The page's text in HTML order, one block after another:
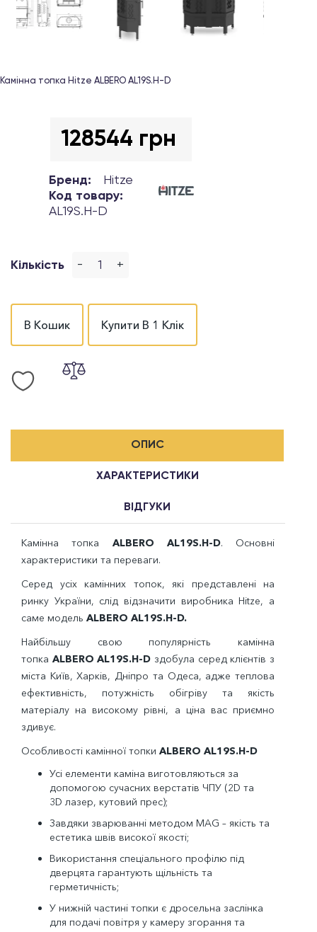
Камінна топка Hitze ALBERO AL19S.H-D
128544 грн
Бренд:
Hitze
Код товару:
AL19S.H-D
Кількість - +
В Кошик Купити В 1 Клік
ОПИС
ХАРАКТЕРИСТИКИ
ВІДГУКИ
Камінна топка ALBERO AL19S.H-D. Основні
характеристики та переваги.
Серед усіх камінних топок, які представлені на
ринку України, слід відзначити виробника Hitze, а
саме модель ALBERO AL19S.H-D.
Найбільшу свою популярність камінна
топка ALBERO AL19S.H-D здобула серед клієнтів з
міста Київ, Харків, Дніпро та Одеса, адже теплова
ефективність, потужність обігріву та якість
матеріалу на високому рівні, а ціна вас приємно
здивує.
Особливості камінної топки ALBERO AL19S.H-D
Усі елементи каміна виготовляються за
допомогою сучасних верстатів ЧПУ (2D та
3D лазер, кутовий прес);
Завдяки зварюванні методом MAG – якість та
естетика швів високої якості;
Використання спеціального профілю під
дверцята гарантують щільність та
герметичність;
У нижній частині топки є дросельна заслінка
для подачі повітря у камеру згорання та